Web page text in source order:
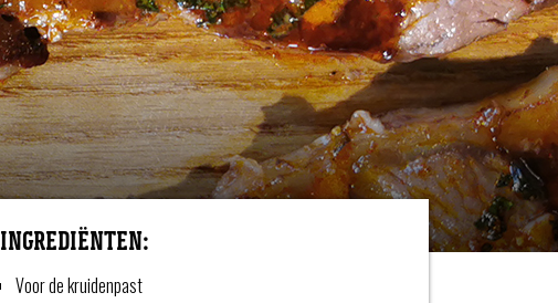
INGREDIËNTEN:
Voor de kruidenpast